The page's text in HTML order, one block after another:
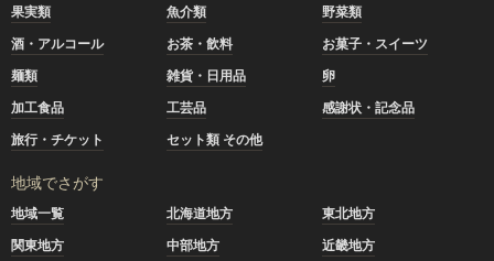
果実類
魚介類
野菜類
酒・アルコール
お茶・飲料
お菓子・スイーツ
麺類
雑貨・日用品
卵
加工食品
工芸品
感謝状・記念品
旅行・チケット
セット類 その他
地域でさがす
地域一覧 北海道地方
東北地方
関東地方
中部地方
近畿地方